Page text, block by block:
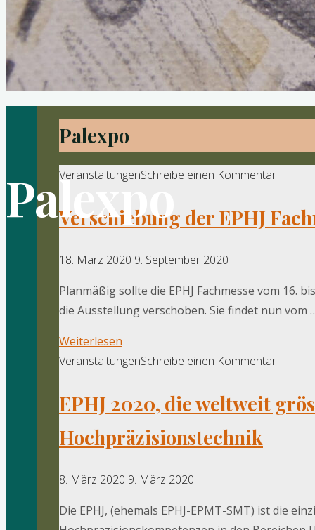
Palexpo
Palexpo
VeranstaltungenSchreibe einen Kommentar
Verschiebung der EPHJ
18. März 2020 9. September 2020
Planmäßig sollte die EPHJ Fachmesse vom 16.
die Ausstellung verschoben. Sie findet nun vom
Weiterlesen
der
Fachmesse
2020"
VeranstaltungenSchreibe einen Kommentar
EPHJ 2020, die weltweit
Hochpräzisionstechnik
8. März 2020 9. März 2020
Die EPHJ, (ehemals EPHJ-EPMT-SMT) ist die